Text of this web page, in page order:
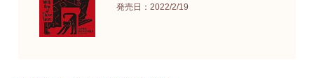
発売日：2022/2/19